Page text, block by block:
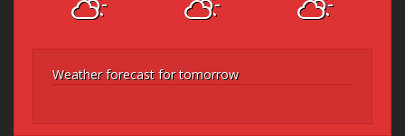
Weather forecast for tomorrow